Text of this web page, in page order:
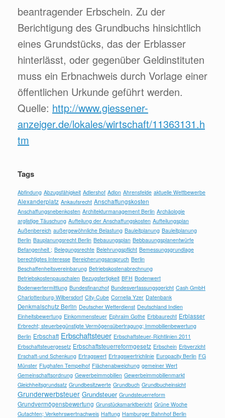
beantragender Erbschein. Zu der
Berichtigung des Grundbuchs hinsichtlich
eines Grundstücks, das der Erblasser
hinterlässt, oder gegenüber Geldinstituten
muss ein Erbnachweis durch Vorlage einer
öffentlichen Urkunde geführt werden.
Quelle: http://www.giessener-
anzeiger.de/lokales/wirtschaft/11363131.h
tm
Tags
Abfindung Abzugsfähigkeit Adlershof Adlon Ahrensfelde aktuelle Wettbewerbe
Alexanderplatz Ankaufsrecht Anschaffungskosten
Anschaffungsnebenkosten Architekturmanagement Berlin Archäologie
arglistige Täuschung Aufteilung der Anschaffungskosten Aufteilungsplan
Außenbereich außergewöhnliche Belastung Bauleitplanung Bauleitplanung
Berlin Bauplanungsrecht Berlin Bebauungsplan Bebbauungsplanentwürfe
Befangenheit ; Belegungsrechte Belehrungspflicht Bemessungsgrundlage
berechtigtes Interesse Bereicherungsanspruch Berlin
Beschaffenheitsvereinbarung Betriebskostenabrechnung
Betriebskostenpauschalen Bezugsfertigkeit BFH Bodenwert
Bodenwertermittlung Bundesfinanzhof Bundesverfassungsgericht Cash GmbH
Charlottenburg-Wilbersdorf City-Cube Cornelia Yzer Datenbank
Denkmalschutz Berlin Deutscher Wetterdienst Deutschland Indien
Einheitsbewertung Einkommensteuer Ephraim Gothe Erbbaurecht Erblasser
Erbrecht; steuerbegünstigte Vermögensübertragung; Immobilienbewertung
Berlin Erbschaft Erbschaftsteuer Erbschaftsteuer-Richtlinien 2011
Erbschaftsteuergesetz Erbschaftsteuerreformgesetz Erbschein Erbverzicht
Erschaft-und Schenkung Ertragswert Ertragswertrichlinie Europacity Berlin FG
Münster Flughafen Tempelhof Flächenabweichung gemeiner Wert
Gemeinschaftsordnung Gewerbeimmobilien Gewerbeimmobilienmarkt
Gleichheitsgrundsatz Grundbesitzwerte Grundbuch Grundbucheinsicht
Grunderwerbsteuer Grundsteuer Grundsteuerreform
Grundvermögensbewertung Grunstücksmarktbericht Grüne Woche
Gutachten; Verkehrswertnachweis Haftung Hamburger Bahnhof Berlin